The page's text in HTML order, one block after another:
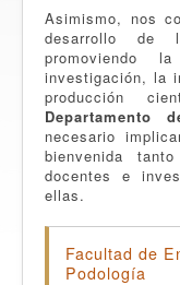
Asimismo, nos
desarrollo de
promoviendo
investigación, la
producción
Departamento
necesario
bienvenida
docentes e
ellas.
Facultad de
Podología